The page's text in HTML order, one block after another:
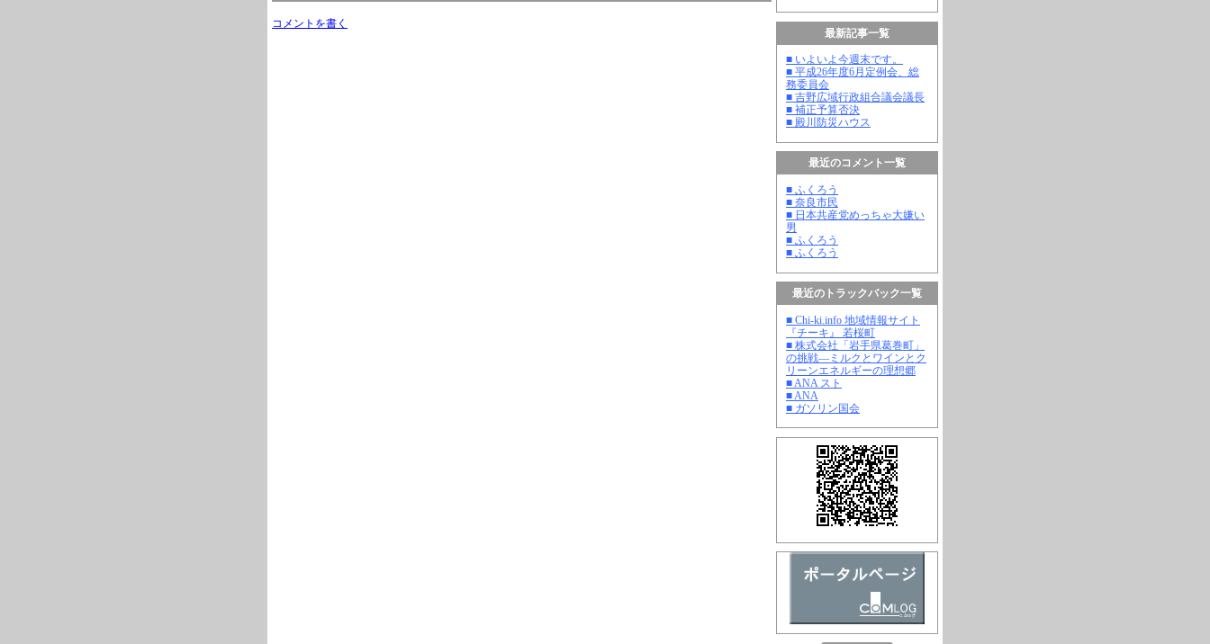
最新記事一覧
■ いよいよ今週末です。
■ 平成26年度6月定例会、総
務委員会
■ 吉野広域行政組合議会議長
■ 補正予算否決
■ 殿川防災ハウス
最近のコメント一覧
■ ふくろう
■ 奈良市民
■ 日本共産党めっちゃ大嫌い
男
■ ふくろう
■ ふくろう
最近のトラックバック一覧
■ Chi-ki.info 地域情報サイト
『チーキ』 若桜町
■ 株式会社「岩手県葛巻町」
の挑戦―ミルクとワインとク
リーンエネルギーの理想郷
■ ANA スト
■ ANA
■ ガソリン国会
コメントを書く